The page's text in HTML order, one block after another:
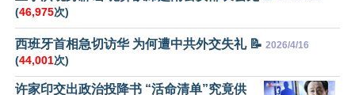
(46,975次)
西班牙首相急切访华 为何遭中共外交失礼 📝 2026/4/16
(44,001次)
许家印交出政治投降书 “活命清单”究竟供